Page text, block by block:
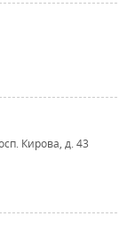
Кирова, д. 43